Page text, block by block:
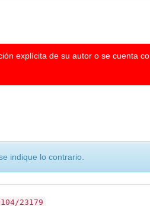
explícita de su autor o se cuenta
indique lo contrario.
23179